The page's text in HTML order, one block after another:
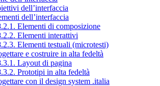
dell’interfaccia
dell’interfaccia
Elementi di composizione
Elementi interattivi
Elementi testuali (microtesti)
e costruire in alta fedeltà
Layout di pagina
Prototipi in alta fedeltà
con il design system .italia